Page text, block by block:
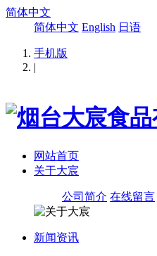
简体中文
简体中文 English 日语
手机版
|
网站首页
关于大宸
公司简介 在线留言
新闻资讯